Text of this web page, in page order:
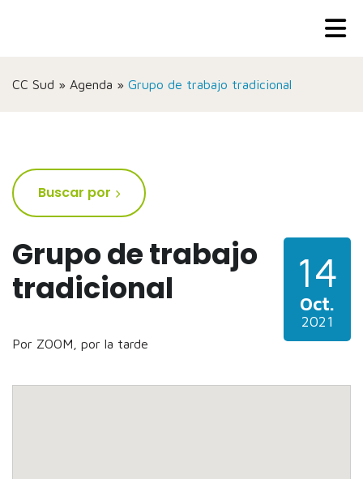
CC Sud » Agenda » Grupo de trabajo tradicional
Grupo de trabajo
tradicional
Por ZOOM, por la tarde
14
Oct.
2021
Buscar por